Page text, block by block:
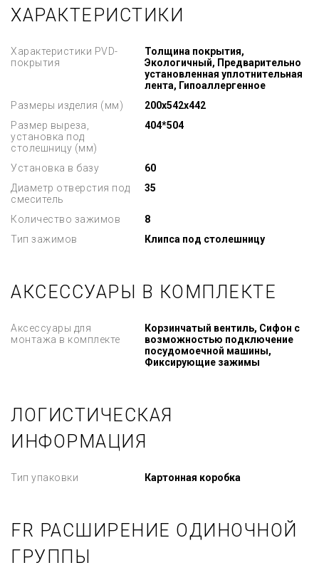
ХАРАКТЕРИСТИКИ
Характеристики PVD-
покрытия
Толщина покрытия,
Экологичный, Предварительно
установленная уплотнительная
лента, Гипоаллергенное
Размеры изделия (мм)
200x542x442
Размер выреза,
установка под
столешницу (мм)
404*504
Установка в базу
60
Диаметр отверстия под
смеситель
35
Количество зажимов
8
Тип зажимов
Клипса под столешницу
АКСЕССУАРЫ В КОМПЛЕКТЕ
Аксессуары для
монтажа в комплекте
Корзинчатый вентиль, Сифон с
возможностью подключение
посудомоечной машины,
Фиксирующие зажимы
ЛОГИСТИЧЕСКАЯ
ИНФОРМАЦИЯ
Тип упаковки Картонная коробка
FR РАСШИРЕНИЕ ОДИНОЧНОЙ
ГРУППЫ